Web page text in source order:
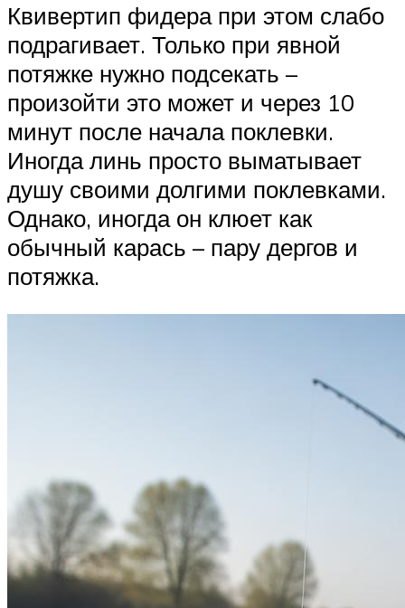
Квивертип фидера при этом слабо
подрагивает. Только при явной
потяжке нужно подсекать –
произойти это может и через 10
минут после начала поклевки.
Иногда линь просто выматывает
душу своими долгими поклевками.
Однако, иногда он клюет как
обычный карась – пару дергов и
потяжка.